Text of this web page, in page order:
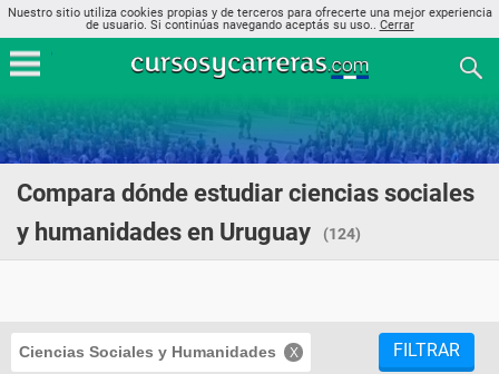
Nuestro sitio utiliza cookies propias y de terceros para ofrecerte una mejor experiencia
de usuario. Si continúas navegando aceptás su uso.. Cerrar
Compara dónde estudiar ciencias sociales
y humanidades en Uruguay
(124)
Ciencias Sociales y Humanidades FILTRAR